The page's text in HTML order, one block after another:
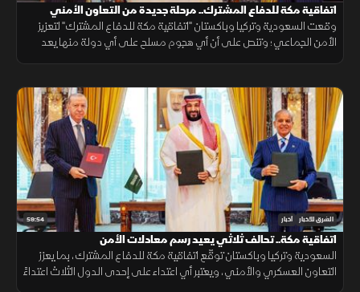
اتفاقية مكة للدفاع المشترك.. مرحلة جديدة من التعاون الأمني
وقعت السعودية وتركيا وباكستان "اتفاقية مكة للدفاع المشترك" لتعزيز
الأمن الجماعي؛ وتنص على أن أي هجوم مسلح على أي دولة منها يعد
59:54 الشرق للأخبار أخبار
اتفاقية مكة.. تحالف ثلاثي يعيد رسم معادلات الأمن
السعودية وتركيا وباكستان توقّع اتفاقية مكة للدفاع المشترك، بما يعزز
التعاون العسكري والأمني، ويعتبر أي اعتداء على إحدى الدول الثلاث اعتداءً